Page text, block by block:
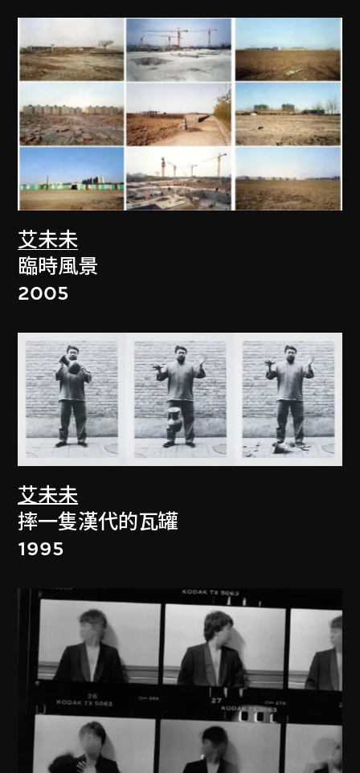
艾未未
臨時風景
2005
艾未未
摔一隻漢代的瓦罐
1995